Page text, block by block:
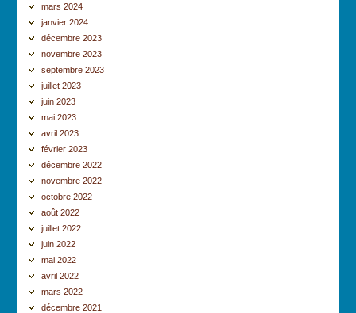
mars 2024
janvier 2024
décembre 2023
novembre 2023
septembre 2023
juillet 2023
juin 2023
mai 2023
avril 2023
février 2023
décembre 2022
novembre 2022
octobre 2022
août 2022
juillet 2022
juin 2022
mai 2022
avril 2022
mars 2022
décembre 2021